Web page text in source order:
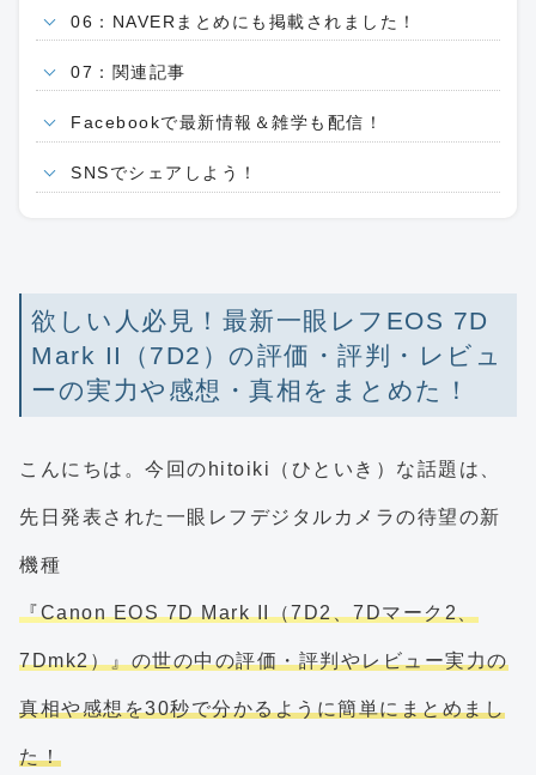
06：NAVERまとめにも掲載されました！
07：関連記事
Facebookで最新情報＆雑学も配信！
SNSでシェアしよう！
欲しい人必見！最新一眼レフEOS 7D
Mark II（7D2）の評価・評判・レビュ
ーの実力や感想・真相をまとめた！
こんにちは。今回のhitoiki（ひといき）な話題は、
先日発表された一眼レフデジタルカメラの待望の新
機種
『Canon EOS 7D Mark II（7D2、7Dマーク2、
7Dmk2）』の世の中の評価・評判やレビュー実力の
真相や感想を30秒で分かるように簡単にまとめまし
た！